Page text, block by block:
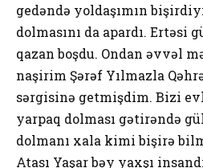
gedəndə yoldaşımın
dolmasını da apardı. Ertəsi
qazan boşdu. Ondan əvvəl
naşirim Şərəf Yılmazla
sərgisinə getmişdim. Bizi
yarpaq dolması gətirəndə
dolmanı xala kimi bişirə
Atası Yaşar bəy yaxşı